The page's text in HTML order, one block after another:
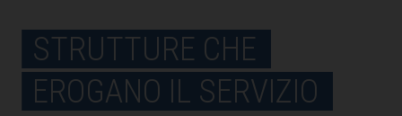
STRUTTURE CHE
EROGANO IL SERVIZIO